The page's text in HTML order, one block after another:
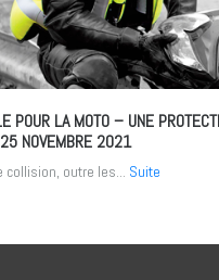
POUR LA MOTO – UNE
NOVEMBRE 2021
collision, outre les... Suite